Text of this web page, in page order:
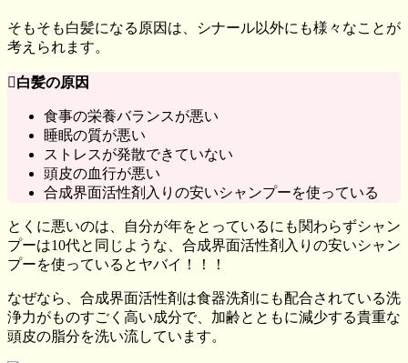
そもそも白髪になる原因は、シナール以外にも様々なことが
考えられます。
白髪の原因
食事の栄養バランスが悪い
睡眠の質が悪い
ストレスが発散できていない
頭皮の血行が悪い
合成界面活性剤入りの安いシャンプーを使っている
とくに悪いのは、自分が年をとっているにも関わらずシャン
プーは10代と同じような、合成界面活性剤入りの安いシャン
プーを使っているとヤバイ！！！
なぜなら、合成界面活性剤は食器洗剤にも配合されている洗
浄力がものすごく高い成分で、加齢とともに減少する貴重な
頭皮の脂分を洗い流しています。